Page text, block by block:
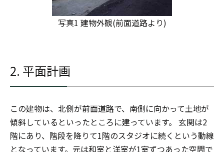
写真1 建物外観(前面道路より)
2. 平面計画
この建物は、北側が前面道路で、南側に向かって土地が
傾斜しているといったところに建っています。 玄関は2
階にあり、階段を降りて1階のスタジオに続くという動線
となっています。元は和室と洋室が1室ずつあった空間で